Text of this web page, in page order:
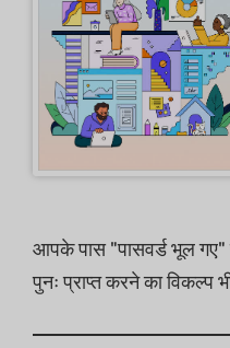
आपके पास "पासवर्ड भूल
पुनः प्राप्त करने का विकल्प